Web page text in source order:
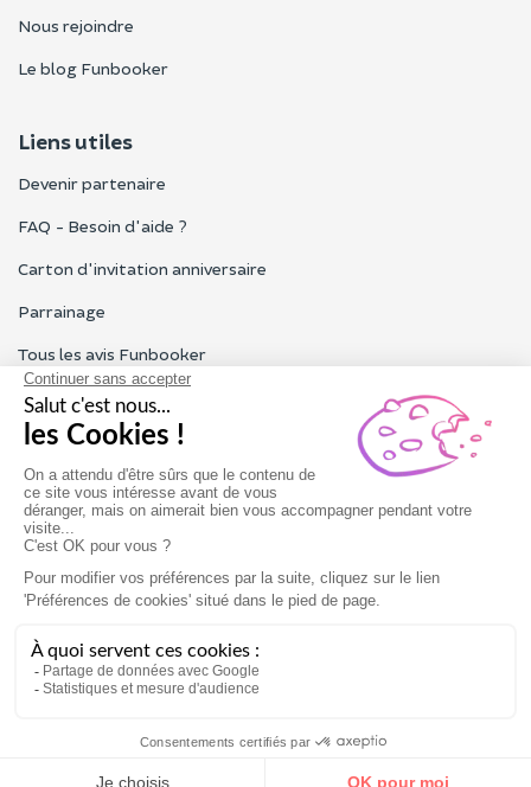
Réserver
Nous rejoindre
Le blog Funbooker
Liens utiles
Devenir partenaire
FAQ - Besoin d'aide ?
Carton d'invitation anniversaire
Parrainage
Tous les avis Funbooker
Particuliers, entreprises, professionnels
Notre service client est ouvert du lundi au vendredi de 9h à 18h
Nous contacter
Conditions générales
Mentions légales